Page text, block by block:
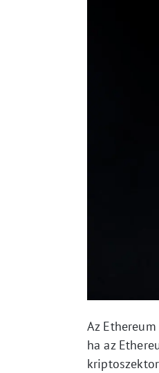
Az
ha az